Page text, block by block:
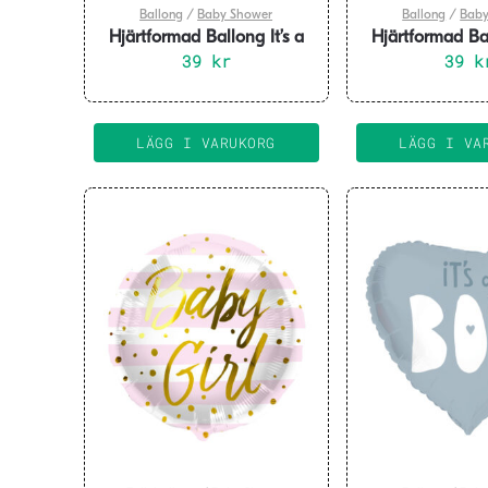
Ballong / Baby Shower
Hjärtformad Ballong It’s a
Boy 45cm
39 kr
LÄGG I VARUKORG
Ballong /
Hjärtformad
Girl
39
LÄGG I